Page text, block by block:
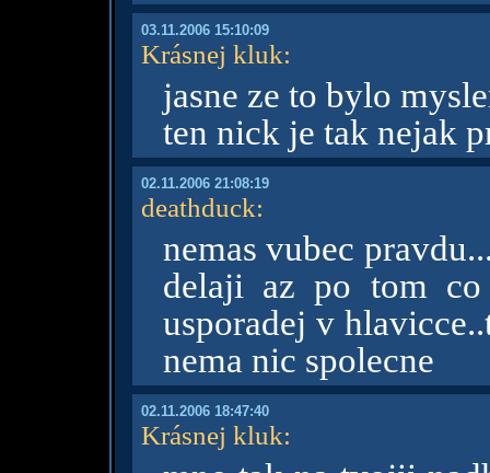
03.11.2006 15:10:09
Krásnej kluk:
jasne ze to bylo
ten nick je tak nejak
02.11.2006 21:08:19
deathduck:
nemas vubec
delaji az po tom
usporadej v
nema nic spolecne
02.11.2006 18:47:40
Krásnej kluk: